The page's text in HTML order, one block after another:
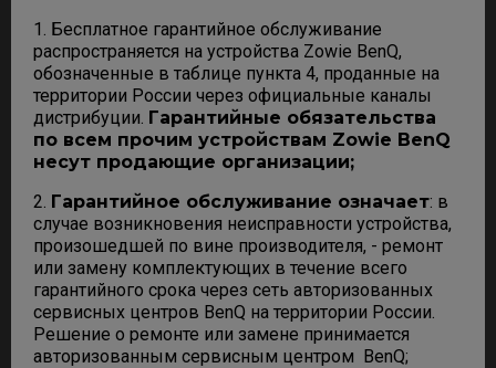
1. Бесплатное гарантийное обслуживание
распространяется на устройства Zowie BenQ,
обозначенные в таблице пункта 4, проданные на
территории России через официальные каналы
дистрибуции. Гарантийные обязательства
по всем прочим устройствам Zowie BenQ
несут продающие организации;
2. Гарантийное обслуживание означает: в
случае возникновения неисправности устройства,
произошедшей по вине производителя, - ремонт
или замену комплектующих в течение всего
гарантийного срока через сеть авторизованных
сервисных центров BenQ на территории России.
Решение о ремонте или замене принимается
авторизованным сервисным центром BenQ;